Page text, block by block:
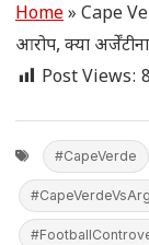
Home» Cape
आरोप, क्या
Post Views:
#CapeVerde